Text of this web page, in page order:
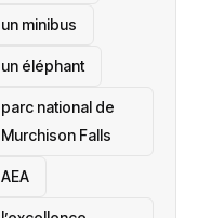
un minibus
un éléphant
parc national de
Murchison Falls
AEA